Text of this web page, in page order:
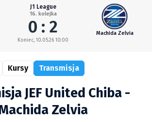
J1 League
16. kolejka
0 : 2
Koniec, 10.05.26 10:00
Machida Zelvia
Kursy Transmisja
JEF United Chiba -
Zelvia